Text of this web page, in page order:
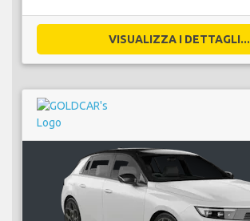
VISUALIZZA I DETTAGLI...